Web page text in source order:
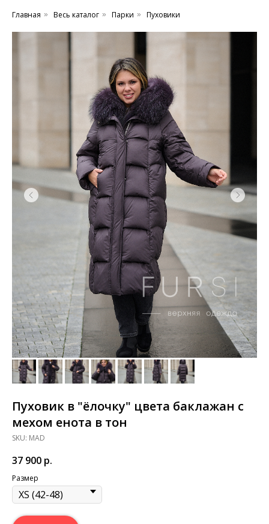
Главная » Весь каталог » Парки » Пуховики
Пуховик в "ёлочку" цвета баклажан с
мехом енота в тон
SKU: MAD
37 900 р.
Размер